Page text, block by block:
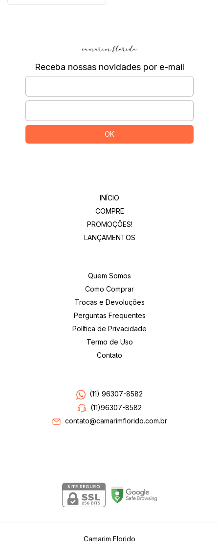
Receba nossas novidades por e-mail
INÍCIO
COMPRE
PROMOÇÕES!
LANÇAMENTOS
Quem Somos
Como Comprar
Trocas e Devoluções
Perguntas Frequentes
Política de Privacidade
Termo de Uso
Contato
(11) 96307-8582
(11)96307-8582
contato@camarimflorido.com.br
Camarim Florido